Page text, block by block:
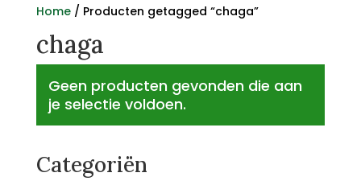
Home/ Producten getagged “chaga”
chaga
Geen producten gevonden die aan
je selectie voldoen.
Categoriën